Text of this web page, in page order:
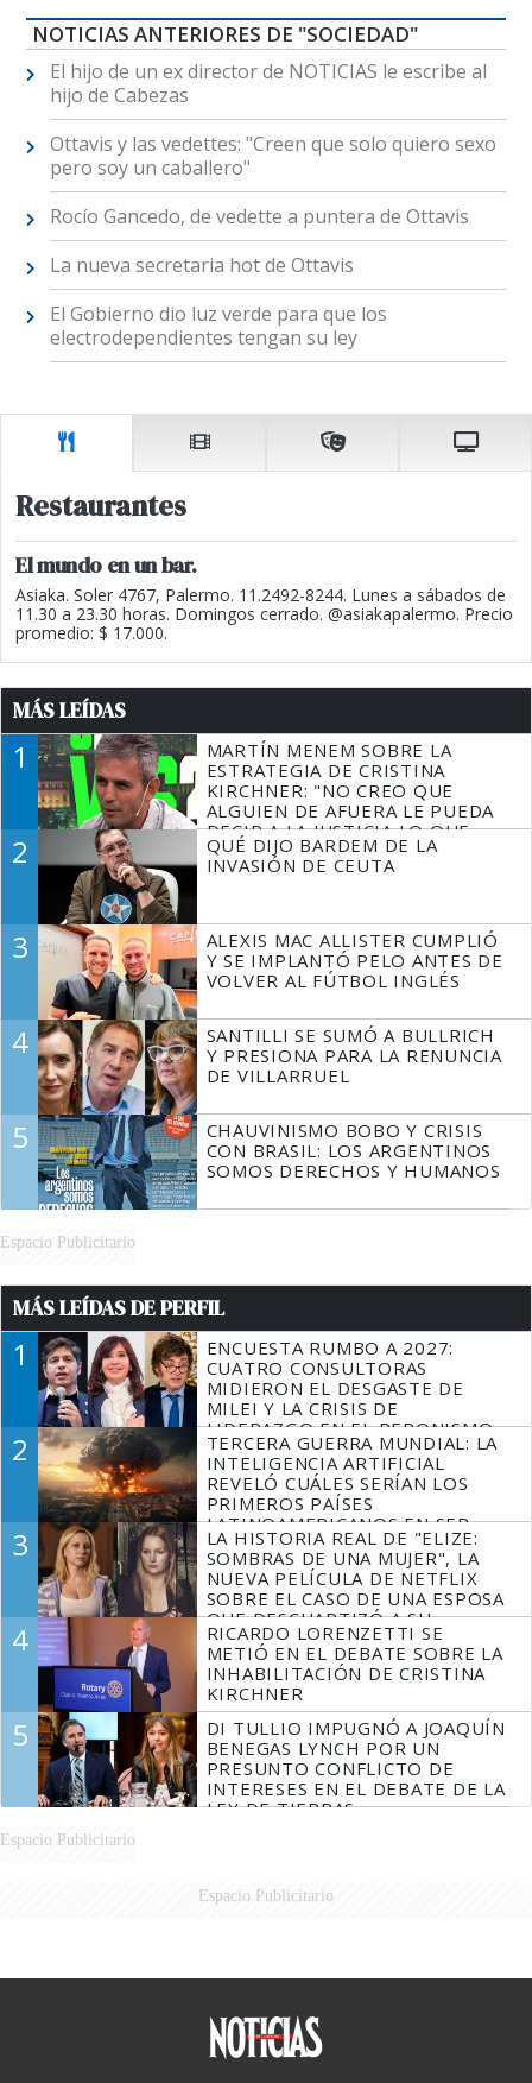
NOTICIAS ANTERIORES DE "SOCIEDAD"
El hijo de un ex director de NOTICIAS le escribe al
hijo de Cabezas
Ottavis y las vedettes: "Creen que solo quiero sexo
pero soy un caballero"
Rocío Gancedo, de vedette a puntera de Ottavis
La nueva secretaria hot de Ottavis
El Gobierno dio luz verde para que los
electrodependientes tengan su ley
Restaurantes
El mundo en un bar.
Asiaka. Soler 4767, Palermo. 11.2492-8244. Lunes a sábados de
11.30 a 23.30 horas. Domingos cerrado. @asiakapalermo. Precio
promedio: $ 17.000.
MÁS LEÍDAS
1
MARTÍN MENEM SOBRE LA
ESTRATEGIA DE CRISTINA
KIRCHNER: "NO CREO QUE
ALGUIEN DE AFUERA LE PUEDA
DECIR A LA JUSTICIA LO QUE
TIENE QUE HACER"
2
QUÉ DIJO BARDEM DE LA
INVASIÓN DE CEUTA
3
ALEXIS MAC ALLISTER CUMPLIÓ
Y SE IMPLANTÓ PELO ANTES DE
VOLVER AL FÚTBOL INGLÉS
4
SANTILLI SE SUMÓ A BULLRICH
Y PRESIONA PARA LA RENUNCIA
DE VILLARRUEL
5
CHAUVINISMO BOBO Y CRISIS
CON BRASIL: LOS ARGENTINOS
SOMOS DERECHOS Y HUMANOS
Espacio Publicitario
MÁS LEÍDAS DE PERFIL
1
ENCUESTA RUMBO A 2027:
CUATRO CONSULTORAS
MIDIERON EL DESGASTE DE
MILEI Y LA CRISIS DE
LIDERAZGO EN EL PERONISMO
2
TERCERA GUERRA MUNDIAL: LA
INTELIGENCIA ARTIFICIAL
REVELÓ CUÁLES SERÍAN LOS
PRIMEROS PAÍSES
LATINOAMERICANOS EN SER
DERROTADOS
3
LA HISTORIA REAL DE "ELIZE:
SOMBRAS DE UNA MUJER", LA
NUEVA PELÍCULA DE NETFLIX
SOBRE EL CASO DE UNA ESPOSA
QUE DESCUARTIZÓ A SU
MARIDO
4
RICARDO LORENZETTI SE
METIÓ EN EL DEBATE SOBRE LA
INHABILITACIÓN DE CRISTINA
KIRCHNER
5
DI TULLIO IMPUGNÓ A JOAQUÍN
BENEGAS LYNCH POR UN
PRESUNTO CONFLICTO DE
INTERESES EN EL DEBATE DE LA
LEY DE TIERRAS
Espacio Publicitario
Espacio Publicitario